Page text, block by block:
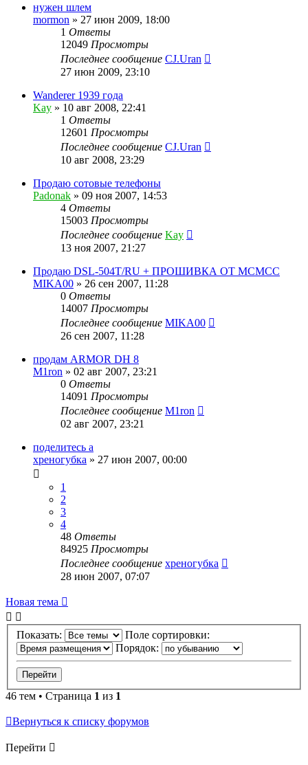
нужен шлем
mormon » 27 июн 2009, 18:00
1 Ответы
12049 Просмотры
Последнее сообщение CJ.Uran
27 июн 2009, 23:10
Wanderer 1939 года
Kay » 10 авг 2008, 22:41
1 Ответы
12601 Просмотры
Последнее сообщение CJ.Uran
10 авг 2008, 23:29
Продаю сотовые телефоны
Padonak » 09 ноя 2007, 14:53
4 Ответы
15003 Просмотры
Последнее сообщение Kay
13 ноя 2007, 21:27
Продаю DSL-504T/RU + ПРОШИВКА ОТ МСМСС
MIKA00 » 26 сен 2007, 11:28
0 Ответы
14007 Просмотры
Последнее сообщение MIKA00
26 сен 2007, 11:28
продам ARMOR DH 8
M1ron » 02 авг 2007, 23:21
0 Ответы
14091 Просмотры
Последнее сообщение M1ron
02 авг 2007, 23:21
поделитесь а
хреногубка » 27 июн 2007, 00:00
1
2
3
4
48 Ответы
84925 Просмотры
Последнее сообщение хреногубка
28 июн 2007, 07:07
Новая тема
Показать:
Поле сортировки:
Порядок:
46 тем • Страница 1 из 1
Вернуться к списку форумов
Перейти